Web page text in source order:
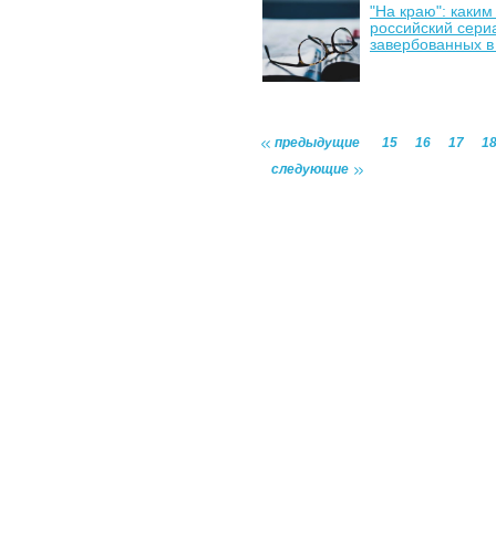
"На краю":
российский
завербованных
предыдущие 15 16 17
18
следующие